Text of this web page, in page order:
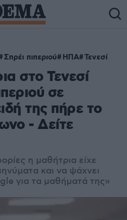
Σπρέι πιπεριού ΗΠΑ Τενεσί
στο Τενεσί
σε
της πήρε το
- Δείτε
η μαθήτρια είχε
και να ψάχνει
για τα μαθήματά της»